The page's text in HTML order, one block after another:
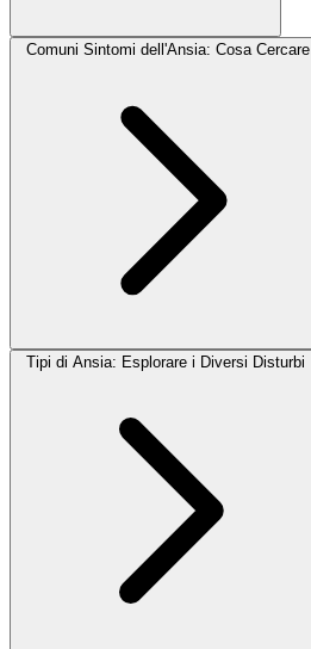
Comuni Sintomi dell'Ansia: Cosa Cercare
Tipi di Ansia: Esplorare i Diversi Disturbi